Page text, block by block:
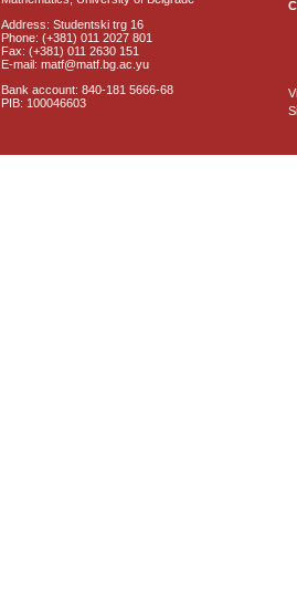
Address: Studentski trg 16
Phone: (+381) 011 2027 801
Fax: (+381) 011 2630 151
E-mail: matf@matf.bg.ac.yu
Bank account: 840-181 5666-68
PIB: 100046603